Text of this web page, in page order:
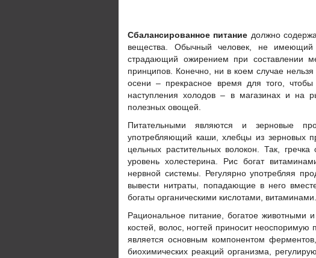
Сбалансированное питание должно
вещества. Обычный человек, не
страдающий ожирением при составлении
принципов. Конечно, ни в коем случае нельзя
осени – прекрасное время для того,
наступления холодов – в магазинах и на
полезных овощей.
Питательными являются и зерновые
употребляющий каши, хлебцы из зерновых
цельных растительных волокон. Так,
уровень холестерина. Рис богат
нервной системы. Регулярно употребляя
вывести нитраты, попадающие в него
богаты органическими кислотами, витаминами.
Рациональное питание, богатое животными
костей, волос, ногтей приносит неоспоримую
является основным компонентом
биохимических реакций организма,